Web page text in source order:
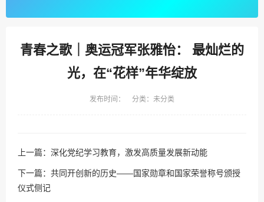
青春之歌｜奥运冠军张雅怡： 最灿烂的
光，在“花样”年华绽放
发布时间： 分类：未分类
上一篇： 深化党纪学习教育，激发高质量发展新动能
下一篇： 共同开创新的历史——国家勋章和国家荣誉称号颁授
仪式侧记